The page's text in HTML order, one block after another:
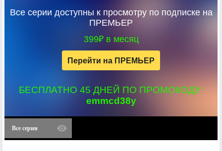
Все серии доступны к просмотру по подписке на
ПРЕМЬЕР
399₽ в месяц
Перейти на ПРЕМЬЕР
БЕСПЛАТНО 45 ДНЕЙ ПО ПРОМОКОДУ:
emmcd38y
Все серии